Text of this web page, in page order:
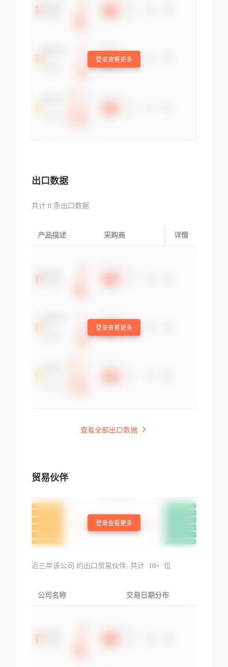
登录查看更多
出口数据
共计 0条出口数据
产品描述 采购商 起运国/地区
详情
登录查看更多
查看全部出口数据
贸易伙伴
登录查看更多
近三年该公司 的出口贸易伙伴, 共计 10+ 位
公司名称 交易日期分布